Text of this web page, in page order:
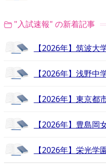
"入試速報" の新着記事